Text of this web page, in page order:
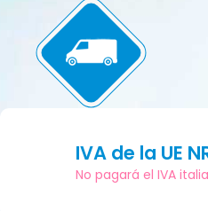
IVA de la UE
No pagará el IVA